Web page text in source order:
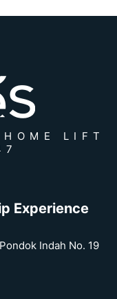
LIFT
Experience
Indah No. 19